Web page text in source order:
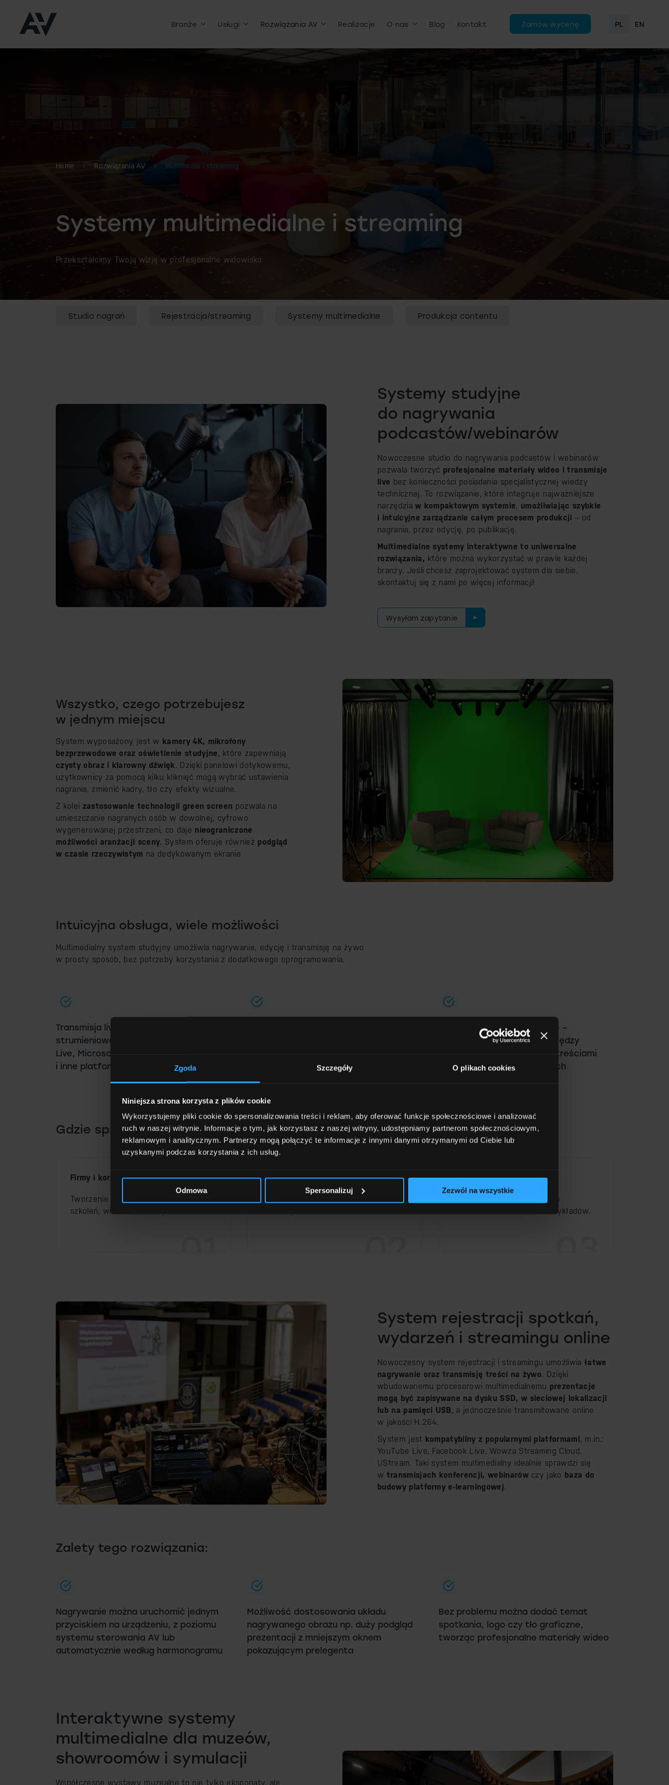
Zgoda Szczegóły O plikach cookies
Niniejsza strona korzysta z plików cookie
Wykorzystujemy pliki cookie do spersonalizowania treści i reklam, aby oferować funkcje społecznościowe i analizować
ruch w naszej witrynie. Informacje o tym, jak korzystasz z naszej witryny, udostępniamy partnerom społecznościowym,
reklamowym i analitycznym. Partnerzy mogą połączyć te informacje z innymi danymi otrzymanymi od Ciebie lub
uzyskanymi podczas korzystania z ich usług.
Odmowa Spersonalizuj Zezwól na wszystkie
Branże Usługi Rozwiązania AV Realizacje O nas Blog Kontakt Zamów wycenę PL EN
Home Rozwiązania AV Multimedia i streaming
Systemy multimedialne i streaming
Przekształcimy Twoją wizję w profesjonalne widowisko
Studio nagrań Rejestracja/streaming Systemy multimedialne Produkcja contentu
Systemy studyjne
do nagrywania
podcastów/webinarów
Nowoczesne studio do nagrywania podcastów i webinarów
pozwala tworzyć profesjonalne materiały wideo i transmisje
live bez konieczności posiadania specjalistycznej wiedzy
technicznej. To rozwiązanie, które integruje najważniejsze
narzędziaw kompaktowym systemie, umożliwiając szybkie
i intuicyjne zarządzanie całym procesem produkcji – od
nagrania, przez edycję, po publikację.
Multimedialne systemy interaktywne to uniwersalne
rozwiązania, które można wykorzystać w prawie każdej
branży. Jeśli chcesz zaprojektować system dla siebie,
skontaktuj się z nami po więcej informacji!
Wysyłam zapytanie
Wszystko, czego potrzebujesz
w jednym miejscu
System wyposażony jest w kamery 4K, mikrofony
bezprzewodowe oraz oświetlenie studyjne, które zapewniają
czysty obraz i klarowny dźwięk. Dzięki panelowi dotykowemu,
użytkownicy za pomocą kilku kliknięć mogą wybrać ustawienia
nagrania, zmienić kadry, tło czy efekty wizualne.
Z kolei zastosowanie technologii green screen pozwala na
umieszczanie nagranych osób w dowolnej, cyfrowo
wygenerowanej przestrzeni, co daje nieograniczone
możliwości aranżacji sceny. System oferuje również podgląd
w czasie rzeczywistym na dedykowanym ekranie
Intuicyjna obsługa, wiele możliwości
Multimedialny system studyjny umożliwia nagrywanie, edycję i transmisję na żywo
w prosty sposób, bez potrzeby korzystania z dodatkowego oprogramowania.
Transmisja live – bezpośrednie
strumieniowanie na YouTube, Facebook
Live, Microsoft Teams, Twitch, Zoom
i inne platformy
późniejszego montażu
Nagrywanie wielokamerowe –
dynamiczne przełączanie między
kamerami, prezentacjami i treściami
z mediów społecznościowych
Gdzie sprawdzi się ten system?
Firmy i korporacje
Tworzenie profesjonalnych webinarów,
szkoleń, wideokonferencji.
Działy marketingu i PR
Nagrywanie angażujących materiałów
Szkoleniowcy i edukatorzy
Proste w obsłudze studio do
tworzenia kursów online i wykładów.
System rejestracji spotkań,
wydarzeń i streamingu online
Nowoczesny system rejestracji i streamingu umożliwia łatwe
nagrywanie oraz transmisję treści na żywo. Dzięki
wbudowanemu procesorowi multimedialnemu prezentacje
mogą być zapisywane na dysku SSD, w sieciowej lokalizacji
lub na pamięci USB, a jednocześnie transmitowane online
w jakości H.264.
System jest kompatybilny z popularnymi platformami, m.in.:
YouTube Live, Facebook Live, Wowza Streaming Cloud,
UStream. Taki system multimedialny idealnie sprawdzi się
w transmisjach konferencji, webinarówczy jako baza do
budowy platformy e-learningowej.
Zalety tego rozwiązania:
Nagrywanie można uruchomić jednym
przyciskiem na urządzeniu, z poziomu
systemu sterowania AV lub
automatycznie według harmonogramu
Możliwość dostosowania układu
nagrywanego obrazu np. duży podgląd
prezentacji z mniejszym oknem
pokazującym prelegenta
Bez problemu można dodać temat
spotkania, logo czy tło graficzne,
tworząc profesjonalne materiały wideo
Interaktywne systemy
multimedialne dla muzeów,
showroomów i symulacji
Współczesne wystawy muzealne to nie tylko eksponaty, ale